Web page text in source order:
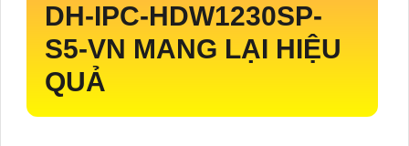
DH-IPC-HDW1230SP-
S5-VN MANG LẠI HIỆU
QUẢ